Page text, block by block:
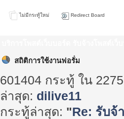
ไม่มีกระทู้ใหม่ Redirect Board
สถิติการใช้งานฟอรั่ม
601404 กระทู้ ใน
ล่าสุด: dilive11
กระทู้ล่าสุด: "Re: รับจ้